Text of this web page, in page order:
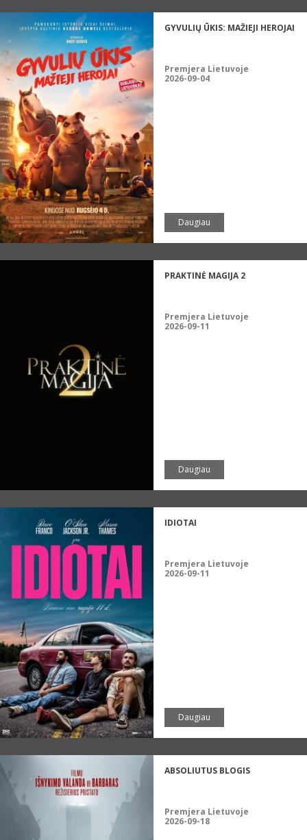
GYVULIŲ ŪKIS: MAŽIEJI HEROJAI
Premjera Lietuvoje
2026-09-04
Daugiau
PRAKTINĖ MAGIJA 2
Premjera Lietuvoje
2026-09-11
Daugiau
IDIOTAI
Premjera Lietuvoje
2026-09-11
Daugiau
ABSOLIUTUS BLOGIS
Premjera Lietuvoje
2026-09-18